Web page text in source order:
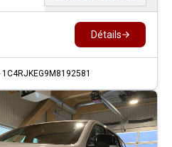
Détails
1C4RJKEG9M8192581